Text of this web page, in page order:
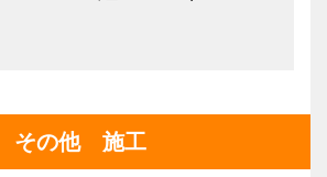
その他 施工